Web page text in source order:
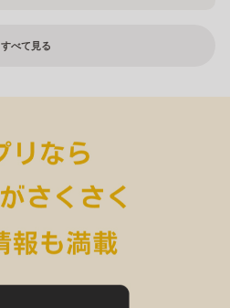
すべて見る